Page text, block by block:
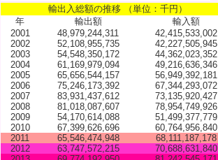
輸出入総額の推移 （単位：千円）
年
輸出額
輸入額
2001
48,979,244,311
42,415,533,002
2002
52,108,955,735
42,227,505,945
2003
54,548,350,172
44,362,023,352
2004
61,169,979,094
49,216,636,346
2005
65,656,544,157
56,949,392,181
2006
75,246,173,392
67,344,293,072
2007
83,931,437,612
73,135,920,427
2008
81,018,087,607
78,954,749,926
2009
54,170,614,088
51,499,377,779
2010
67,399,626,696
60,764,956,840
2011
65,546,474,948
68,111,187,178
2012
63,747,572,215
70,688,631,840